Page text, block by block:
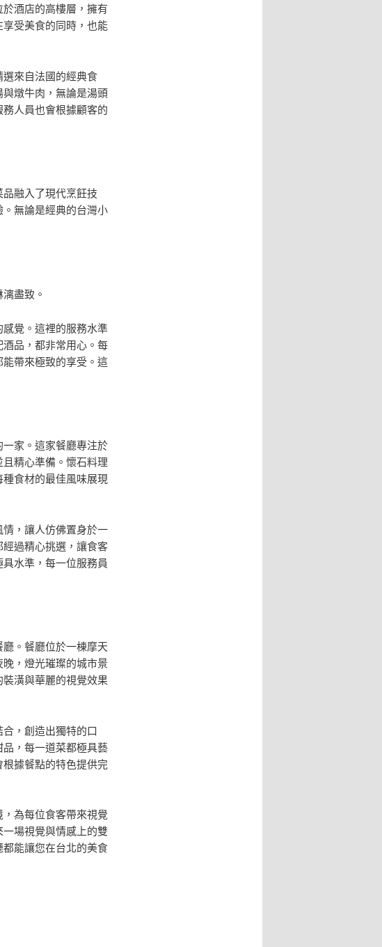
酒店的高樓層，擁有
受美食的同時，也能
來自法國的經典食
燉牛肉，無論是湯頭
人員也會根據顧客的
融入了現代烹飪技
無論是經典的台灣小
盡致。
覺。這裡的服務水準
品，都非常用心。每
帶來極致的享受。這
家。這家餐廳專注於
精心準備。懷石料理
食材的最佳風味展現
，讓人仿佛置身於一
過精心挑選，讓食客
水準，每一位服務員
。餐廳位於一棟摩天
，燈光璀璨的城市景
潢與華麗的視覺效果
，創造出獨特的口
，每一道菜都極具藝
據餐點的特色提供完
為每位食客帶來視覺
場視覺與情感上的雙
能讓您在台北的美食